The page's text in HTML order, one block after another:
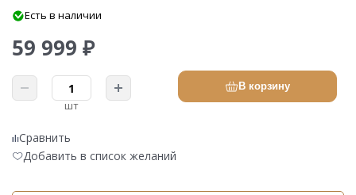
Есть в наличии
59 999 ₽
шт
В корзину
Сравнить
Добавить в список желаний